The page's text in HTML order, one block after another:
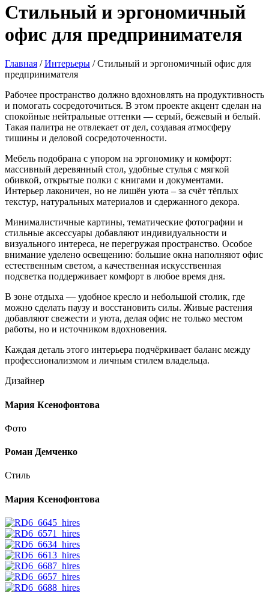
Стильный и эргономичный
офис для предпринимателя
Главная /Интерьеры /Стильный и эргономичный офис для
предпринимателя
Рабочее пространство должно вдохновлять на продуктивность
и помогать сосредоточиться. В этом проекте акцент сделан на
спокойные нейтральные оттенки — серый, бежевый и белый.
Такая палитра не отвлекает от дел, создавая атмосферу
тишины и деловой сосредоточенности.
Мебель подобрана с упором на эргономику и комфорт:
массивный деревянный стол, удобные стулья с мягкой
обивкой, открытые полки с книгами и документами.
Интерьер лаконичен, но не лишён уюта – за счёт тёплых
текстур, натуральных материалов и сдержанного декора.
Минималистичные картины, тематические фотографии и
стильные аксессуары добавляют индивидуальности и
визуального интереса, не перегружая пространство. Особое
внимание уделено освещению: большие окна наполняют офис
естественным светом, а качественная искусственная
подсветка поддерживает комфорт в любое время дня.
В зоне отдыха — удобное кресло и небольшой столик, где
можно сделать паузу и восстановить силы. Живые растения
добавляют свежести и уюта, делая офис не только местом
работы, но и источником вдохновения.
Каждая деталь этого интерьера подчёркивает баланс между
профессионализмом и личным стилем владельца.
Дизайнер
Мария Ксенофонтова
Фото
Роман Демченко
Стиль
Мария Ксенофонтова